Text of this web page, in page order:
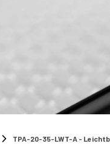
TPA-20-35-LWT-A -